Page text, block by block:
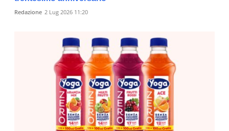
Redazione 2 Lug 2026 11:20